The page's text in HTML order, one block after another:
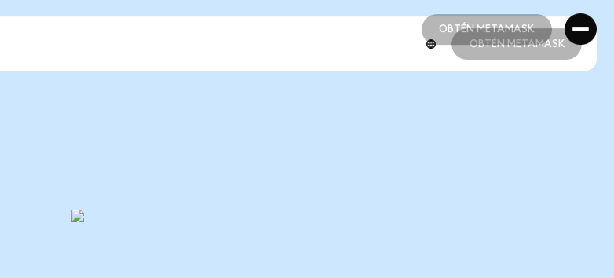
OBTÉN METAMASK
OBTÉN METAMASK
OBTÉN METAMASK